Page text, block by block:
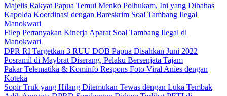
Majelis Rakyat Papua Temui Menko Polhukam, Ini yang Dibahas
Kapolda Koordinasi dengan Bareskrim Soal Tambang Ilegal
Manokwari
Filep Pertanyakan Kinerja Aparat Soal Tambang Ilegal di
Manokwari
DPR RI Targetkan 3 RUU DOB Papua Disahkan Juni 2022
Posramil di Maybrat Diserang, Pelaku Bersenjata Tajam
Pakar Telematika & Kominfo Respons Foto Viral Anies dengan
Koteka
Sopir Truk yang Hilang Ditemukan Tewas dengan Luka Tembak